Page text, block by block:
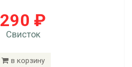
290 ₽
Свисток
в корзину